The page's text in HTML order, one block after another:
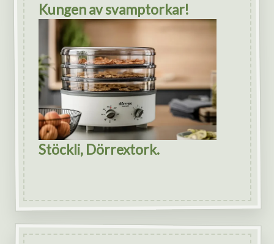
Kungen av svamptorkar!
Stöckli, Dörrextork.